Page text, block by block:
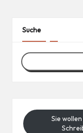
Suche
Sie